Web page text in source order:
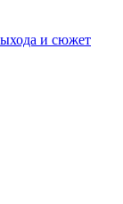
и сюжет